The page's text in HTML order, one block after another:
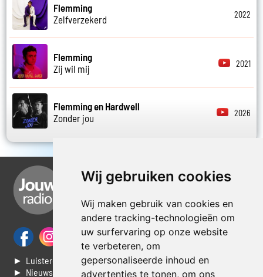
Wij gebruiken cookies
Wij maken gebruik van cookies en
andere tracking-technologieën om
uw surfervaring op onze website
te verbeteren, om
gepersonaliseerde inhoud en
advertenties te tonen, om ons
Flemming
Zelfverzekerd
2022
Flemming
Zij wil mij
2021
Flemming en Hardwell
Zonder jou
2026
► Luisteren naar Jouwradio
► Nieuws